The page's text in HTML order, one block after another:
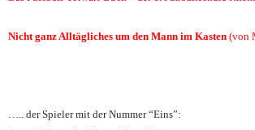
Nicht ganz Alltägliches um den Mann im Kasten (von
….. der Spieler mit der Nummer “Eins”: